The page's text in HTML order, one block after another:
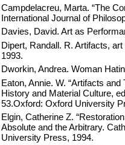
Campdelacreu, Marta. “The
International Journal of
Davies, David. Art as
Dipert, Randall. R. Artifacts,
1993.
Dworkin, Andrea. Woman
Eaton, Annie. W. “Artifacts
History and Material Culture,
53.Oxford: Oxford University
Elgin, Catherine Z.
Absolute and the Arbitrary.
University Press, 1994.